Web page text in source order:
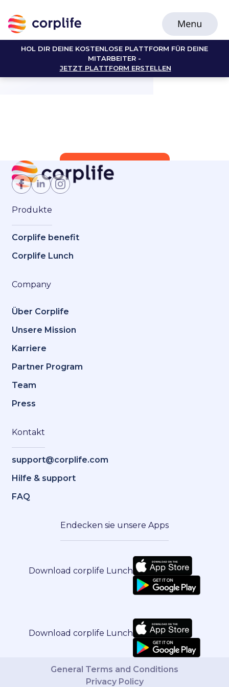
HOL DIR DEINE KOSTENLOSE PLATTFORM FÜR DEINE
MITARBEITER -
JETZT PLATTFORM ERSTELLEN
Jetzt Mitglied werden
Produkte
Corplife benefit
Corplife Lunch
Company
Über Corplife
Unsere Mission
Karriere
Partner Program
Team
Press
Kontakt
support@corplife.com
Hilfe & support
FAQ
Endecken sie unsere Apps
Download corplife Lunch
Download corplife Lunch
General Terms and Conditions
Privacy Policy